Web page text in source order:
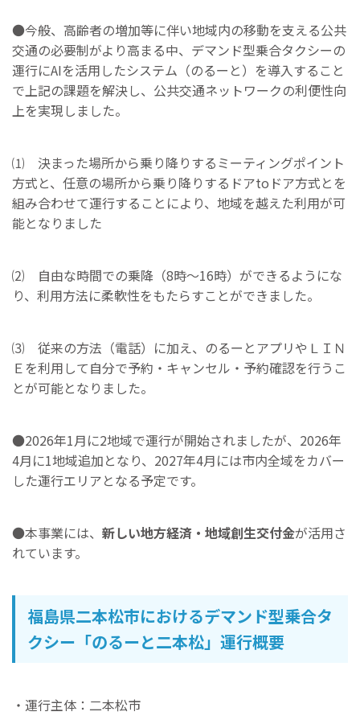
●今般、高齢者の増加等に伴い地域内の移動を支える公共
交通の必要制がより高まる中、デマンド型乗合タクシーの
運行にAIを活用したシステム（のるーと）を導入すること
で上記の課題を解決し、公共交通ネットワークの利便性向
上を実現しました。
⑴ 決まった場所から乗り降りするミーティングポイント
方式と、任意の場所から乗り降りするドアtoドア方式とを
組み合わせて運行することにより、地域を越えた利用が可
能となりました
⑵ 自由な時間での乗降（8時～16時）ができるようにな
り、利用方法に柔軟性をもたらすことができました。
⑶ 従来の方法（電話）に加え、のるーとアプリやＬＩＮ
Ｅを利用して自分で予約・キャンセル・予約確認を行うこ
とが可能となりました。
●2026年1月に2地域で運行が開始されましたが、2026年
4月に1地域追加となり、2027年4月には市内全域をカバー
した運行エリアとなる予定です。
●本事業には、 新しい地方経済・地域創生交付金が活用さ
れています。
福島県二本松市におけるデマンド型乗合タ
クシー「のるーと二本松」運行概要
・運行主体：二本松市